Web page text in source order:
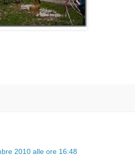
2010 alle ore 16:48